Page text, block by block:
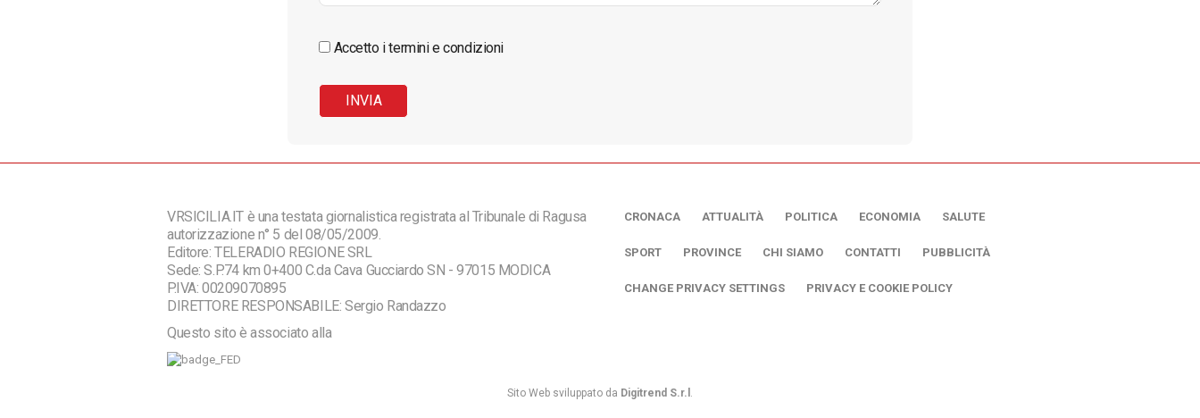
Accetto i termini e condizioni
VRSICILIA.IT è una testata giornalistica registrata al Tribunale di Ragusa
autorizzazione n° 5 del 08/05/2009.
Editore: TELERADIO REGIONE SRL
Sede: S.P.74 km 0+400 C.da Cava Gucciardo SN - 97015 MODICA
P.IVA: 00209070895
DIRETTORE RESPONSABILE: Sergio Randazzo
Questo sito è associato alla
CRONACA ATTUALITÀ POLITICA ECONOMIA SALUTE
SPORT PROVINCE CHI SIAMO CONTATTI PUBBLICITÀ
CHANGE PRIVACY SETTINGS PRIVACY E COOKIE POLICY
Sito Web sviluppato da Digitrend S.r.l .